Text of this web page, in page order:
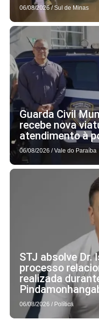
06/08/2026 / Sul de Minas
Guarda Civil
recebe nova
atendimento à
06/08/2026 / Vale do Paraíba
STJ absolve Dr.
processo
realizada
06/08/2026 / Política